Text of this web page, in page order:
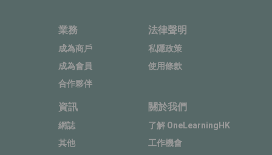
業務
成為商戶
成為會員
合作夥伴
法律聲明
私隱政策
使用條款
資訊
網誌
其他
關於我們
了解 OneLearningHK
工作機會